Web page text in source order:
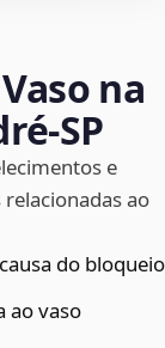
na
e
ao
do bloqueio
ao vaso